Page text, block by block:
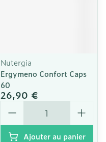
Nutergia
Ergymeno Confort Caps
60
26,90 €
Quantité
Ajouter au panier